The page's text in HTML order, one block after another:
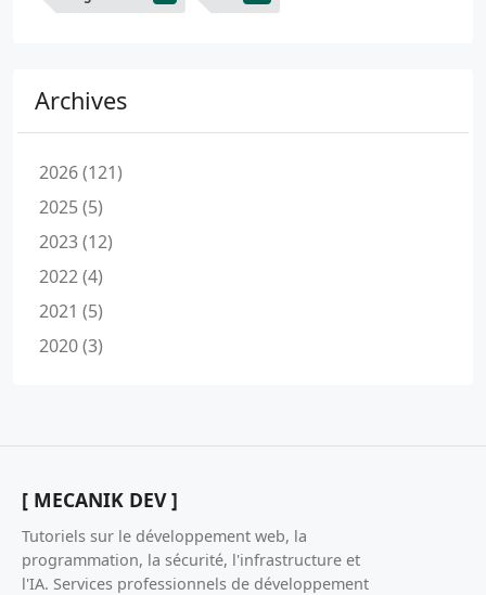
Archives
2026 (121)
2025 (5)
2023 (12)
2022 (4)
2021 (5)
2020 (3)
[ MECANIK DEV ]
Tutoriels sur le développement web, la
programmation, la sécurité, l'infrastructure et
l'IA. Services professionnels de développement